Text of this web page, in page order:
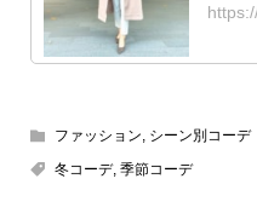
ファッション, シーン別コーデ
冬コーデ, 季節コーデ